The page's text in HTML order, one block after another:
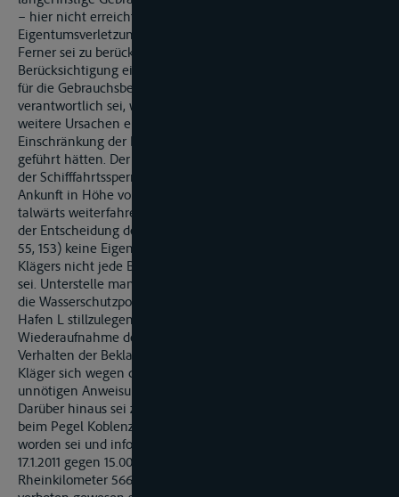
– hier nicht erreichten – Zeitraum von 14 Tagen als
Eigentumsverletzung angesehen werden könne.
Ferner sei zu berücksichtigen, dass die Beklagte unter
Berücksichtigung eines adäquat kausalen Geschehensablaufs
für die Gebrauchsbeeinträchtigung nicht ursächlich
verantwortlich sei, weil mehrere von ihr nicht zu vertretende
weitere Ursachen eingetreten seien, die erst zu der
Einschränkung der Bewegungsmöglichkeit des TMS „E“
geführt hätten. Der Kläger hätte angesichts der Bekanntgabe
der Schifffahrtssperre am 13.1.2011 gegen 5.00 Uhr bei seiner
Ankunft in Höhe von L gegen 10.00 Uhr noch wenden und
talwärts weiterfahren können. Auch deshalb liege im Sinne
der Entscheidung des Bundesgerichtshofs im Fleetfall (BGHZ
55, 153) keine Eigentumsverletzung vor, weil dem Schiff des
Klägers nicht jede Bewegungsmöglichkeit verloren gegangen
sei. Unterstelle man die Behauptung des Klägers als richtig,
die Wasserschutzpolizei habe ihn angewiesen, sein Schiff im
Hafen L stillzulegen, und ihm auch ein Wendemanöver zur
Wiederaufnahme der Talfahrt untersagt, so sei auch dafür das
Verhalten der Beklagten nicht ursächlich. Vielmehr müsse der
Kläger sich wegen dieser möglicherweise rechtswidrigen, weil
unnötigen Anweisung an die Wasserschutzpolizei halten.
Darüber hinaus sei zu beachten, dass am 14.1.2011 um 3.45 Uhr
beim Pegel Koblenz die Hochwassermarke 2 überschritten
worden sei und infolge dessen ab diesem Zeitpunkt bis zum
17.1.2011 gegen 15.00 Uhr die Schifffahrt zwischen
Rheinkilometer 566 und 661 gemäß § 10.01 RheinSchPV